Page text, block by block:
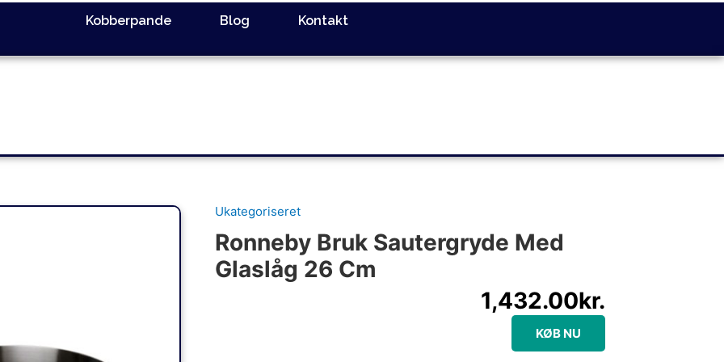
Kobberpande Blog Kontakt
Ukategoriseret
Ronneby Bruk Sautergryde Med
Glaslåg 26 Cm
1,432.00kr.
KØB NU